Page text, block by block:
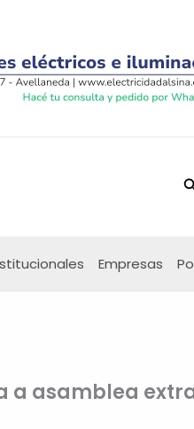
Empresas
a asamblea